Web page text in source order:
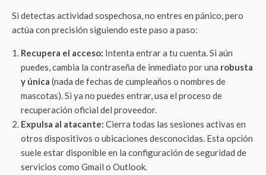
Si detectas actividad sospechosa, no entres en pánico, pero
actúa con precisión siguiendo este paso a paso:
Recupera el acceso: Intenta entrar a tu cuenta. Si aún
puedes, cambia la contraseña de inmediato por una robusta
y única (nada de fechas de cumpleaños o nombres de
mascotas). Si ya no puedes entrar, usa el proceso de
recuperación oficial del proveedor.
Expulsa al atacante: Cierra todas las sesiones activas en
otros dispositivos o ubicaciones desconocidas. Esta opción
suele estar disponible en la configuración de seguridad de
servicios como Gmail o Outlook.